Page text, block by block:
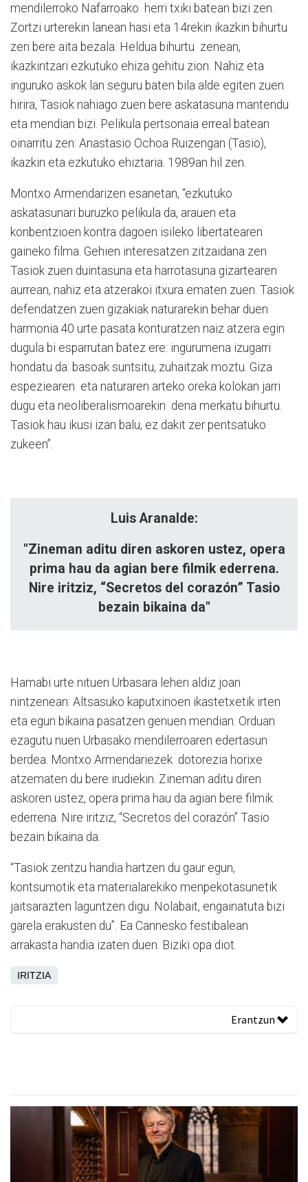
mendilerroko Nafarroako herri txiki batean bizi zen.
Zortzi urterekin lanean hasi eta 14rekin ikazkin bihurtu
zen bere aita bezala. Heldua bihurtu zenean,
ikazkintzari ezkutuko ehiza gehitu zion. Nahiz eta
inguruko askok lan seguru baten bila alde egiten zuen
hirira, Tasiok nahiago zuen bere askatasuna mantendu
eta mendian bizi. Pelikula pertsonaia erreal batean
oinarritu zen: Anastasio Ochoa Ruizengan (Tasio),
ikazkin eta ezkutuko ehiztaria. 1989an hil zen.
Montxo Armendarizen esanetan, “ezkutuko
askatasunari buruzko pelikula da, arauen eta
konbentzioen kontra dagoen isileko libertatearen
gaineko filma. Gehien interesatzen zitzaidana zen
Tasiok zuen duintasuna eta harrotasuna gizartearen
aurrean, nahiz eta atzerakoi itxura ematen zuen. Tasiok
defendatzen zuen gizakiak naturarekin behar duen
harmonia.40 urte pasata konturatzen naiz atzera egin
dugula bi esparrutan batez ere: ingurumena izugarri
hondatu da: basoak suntsitu, zuhaitzak moztu. Giza
espeziearen eta naturaren arteko oreka kolokan jarri
dugu eta neoliberalismoarekin dena merkatu bihurtu.
Tasiok hau ikusi izan balu, ez dakit zer pentsatuko
zukeen”.
Luis Aranalde:
"Zineman aditu diren askoren ustez, opera
prima hau da agian bere filmik ederrena.
Nire iritziz, “Secretos del corazón” Tasio
bezain bikaina da"
Hamabi urte nituen Urbasara lehen aldiz joan
nintzenean: Altsasuko kaputxinoen ikastetxetik irten
eta egun bikaina pasatzen genuen mendian. Orduan
ezagutu nuen Urbasako mendilerroaren edertasun
berdea. Montxo Armendariezek dotorezia horixe
atzematen du bere irudiekin. Zineman aditu diren
askoren ustez, opera prima hau da agian bere filmik
ederrena. Nire iritziz, “Secretos del corazón” Tasio
bezain bikaina da.
“Tasiok zentzu handia hartzen du gaur egun,
kontsumotik eta materialarekiko menpekotasunetik
jaitsarazten laguntzen digu. Nolabait, engainatuta bizi
garela erakusten du”. Ea Cannesko festibalean
arrakasta handia izaten duen. Biziki opa diot.
IRITZIA
Erantzun